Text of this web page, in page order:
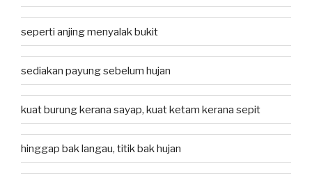
seperti anjing menyalak bukit
sediakan payung sebelum hujan
kuat burung kerana sayap, kuat ketam kerana sepit
hinggap bak langau, titik bak hujan